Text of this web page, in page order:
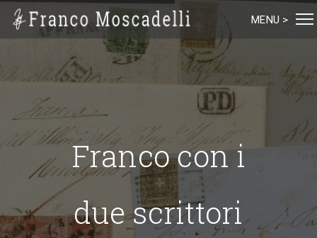
Franco con i
due scrittori
MENU >